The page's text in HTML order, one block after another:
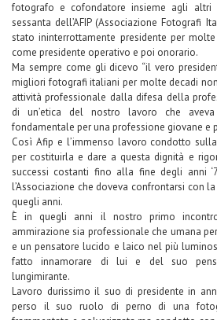
fotografo e cofondatore insieme agli altri
sessanta dell’AFIP (Associazione Fotografi
stato ininterrottamente presidente per
come presidente operativo e poi onorario.
Ma sempre come gli dicevo “il vero
migliori fotografi italiani per molte decadi
attività professionale dalla difesa della
di un’etica del nostro lavoro che
fondamentale per una professione giovane e
Così Afip e l’immenso lavoro condotto
per costituirla e dare a questa dignità e
successi costanti fino alla fine degli anni
l’Associazione che doveva confrontarsi con
quegli anni.
È in quegli anni il nostro primo
ammirazione sia professionale che umana
e un pensatore lucido e laico nel più
fatto innamorare di lui e del suo
lungimirante.
Lavoro durissimo il suo di presidente in
perso il suo ruolo di perno di una